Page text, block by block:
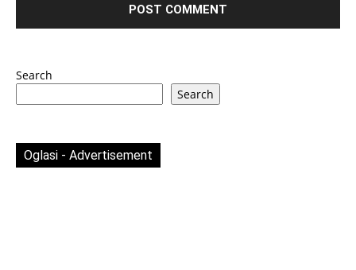
Search
Search
Oglasi - Advertisement